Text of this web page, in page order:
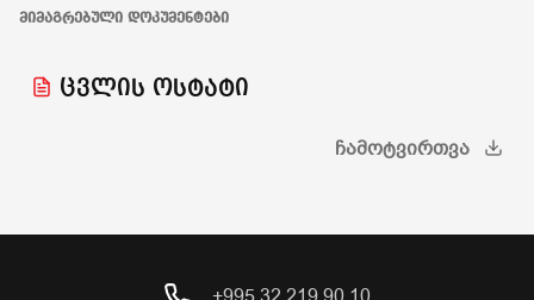
ᲛᲘᲛᲐᲒᲠᲔᲑᲣᲚᲘ ᲓᲝᲙᲣᲛᲔᲜᲢᲔᲑᲘ
ცვლის ოსტატი
ᲩᲐᲛᲝᲢᲕᲘᲠᲗᲕᲐ